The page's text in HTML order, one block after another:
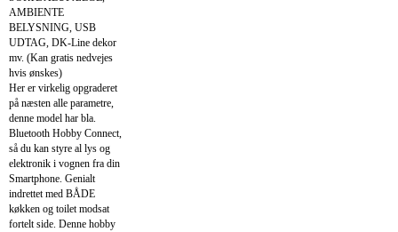
AMBIENTE
BELYSNING, USB
UDTAG, DK-Line dekor
mv. (Kan gratis nedvejes
hvis ønskes)
Her er virkelig opgraderet
på næsten alle parametre,
denne model har bla.
Bluetooth Hobby Connect,
så du kan styre al lys og
elektronik i vognen fra din
Smartphone. Genialt
indrettet med BÅDE
køkken og toilet modsat
fortelt side. Denne hobby